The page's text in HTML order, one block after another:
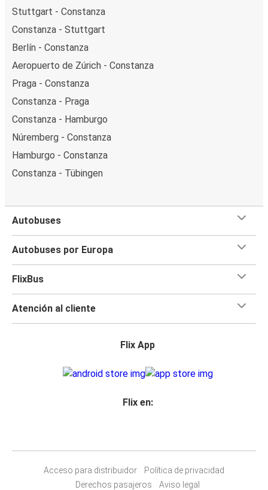
Stuttgart - Constanza
Constanza - Stuttgart
Berlín - Constanza
Aeropuerto de Zúrich - Constanza
Praga - Constanza
Constanza - Praga
Constanza - Hamburgo
Núremberg - Constanza
Hamburgo - Constanza
Constanza - Tübingen
Autobuses
Autobuses por Europa
FlixBus
Atención al cliente
Flix App
Flix en:
Acceso para distribuidor
Política de privacidad
Derechos pasajeros
Aviso legal